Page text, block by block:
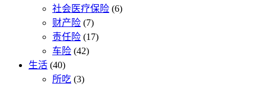
社会医疗保险 (6)
财产险 (7)
责任险 (17)
车险 (42)
生活 (40)
所吃 (3)